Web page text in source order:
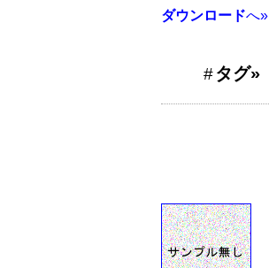
ダウンロードへ»
タグ»